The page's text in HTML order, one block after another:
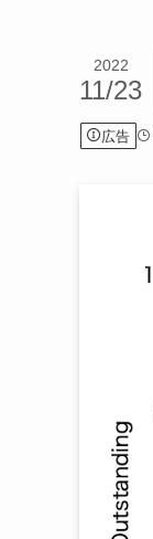
2022
11/23
広告